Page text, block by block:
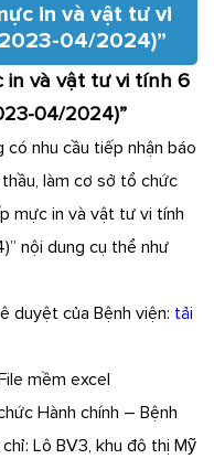
in và vật tư vi
04/2024)”
in và vật tư vi tính 6
04/2024)”
có nhu cầu tiếp nhận báo
làm cơ sở tổ chức
mực in và vật tư vi tính
nội dung cụ thể như
duyệt của Bệnh viện: tải
mềm excel
Hành chính – Bệnh
Lô BV3, khu đô thị Mỹ